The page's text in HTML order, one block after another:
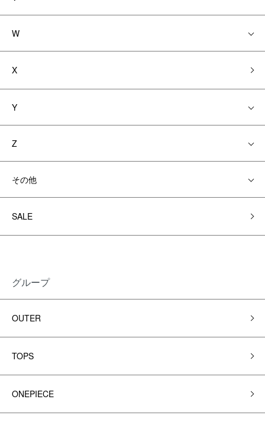
W
X
Y
Z
その他
SALE
グループ
OUTER
TOPS
ONEPIECE